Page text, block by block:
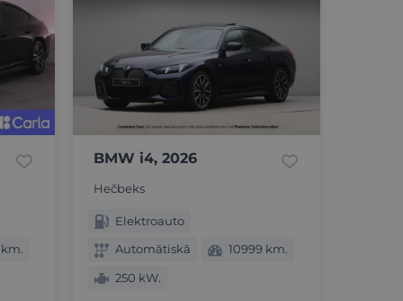
BMW i4, 2026
Hečbeks
Elektroauto
Automātiskā
10999 km.
250 kW.